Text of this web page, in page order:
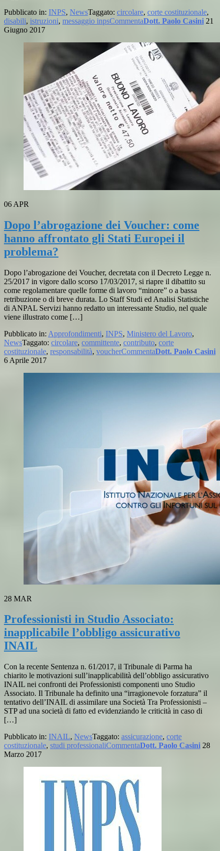
Pubblicato in: INPS, NewsTaggato: circolare, corte costituzionale,
disabili, istruzioni, messaggio inpsCommentaDott. Paolo Casini 21
Giugno 2017
06 APR
Dopo l’abrogazione dei Voucher: come
hanno affrontato gli Stati Europei il
problema?
Dopo l’abrogazione dei Voucher, decretata con il Decreto Legge n.
25/2017 in vigore dallo scorso 17/03/2017, si riapre il dibattito su
come regolamentare quelle forme di lavoro “minore” o a bassa
retribuzione o di breve durata. Lo Staff Studi ed Analisi Statistiche
di ANPAL Servizi hanno redatto un interessante Studio, nel quale
viene illustrato come […]
Pubblicato in: Approfondimenti, INPS, Ministero del Lavoro,
NewsTaggato: circolare, committente, contributo, corte
costituzionale, responsabilità, voucherCommentaDott. Paolo Casini
6 Aprile 2017
28 MAR
Professionisti in Studio Associato:
inapplicabile l’obbligo assicurativo
INAIL
Con la recente Sentenza n. 61/2017, il Tribunale di Parma ha
chiarito le motivazioni sull’inapplicabilità dell’obbligo assicurativo
INAIL nei confronti dei Professionisti componenti uno Studio
Associato. Il Tribunale ha definito una “irragionevole forzatura” il
tentativo dell’INAIL di assimilare una Società Tra Professionisti –
STP ad una società di fatto ed evidenziando le criticità in caso di
[…]
Pubblicato in: INAIL, NewsTaggato: assicurazione, corte
costituzionale, studi professionaliCommentaDott. Paolo Casini 28
Marzo 2017